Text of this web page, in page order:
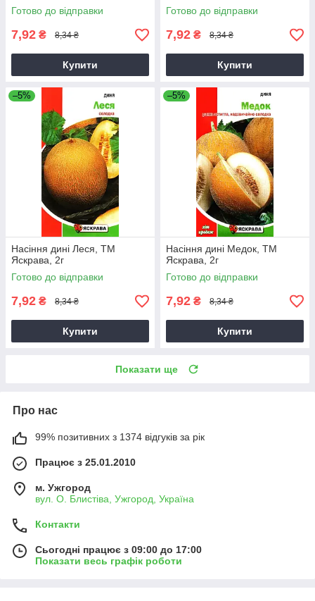
Готово до відправки
7,92 ₴ 8,34 ₴
Купити
Готово до відправки
7,92 ₴ 8,34 ₴
Купити
–5%
Насіння дині Леся, ТМ
Яскрава, 2г
Готово до відправки
7,92 ₴ 8,34 ₴
Купити
–5%
Насіння дині Медок, ТМ
Яскрава, 2г
Готово до відправки
7,92 ₴ 8,34 ₴
Купити
Показати ще
Про нас
99% позитивних з 1374 відгуків за рік
Працює з 25.01.2010
м. Ужгород
вул. О. Блистіва, Ужгород, Україна
Контакти
Сьогодні працює з 09:00 до 17:00
Показати весь графік роботи